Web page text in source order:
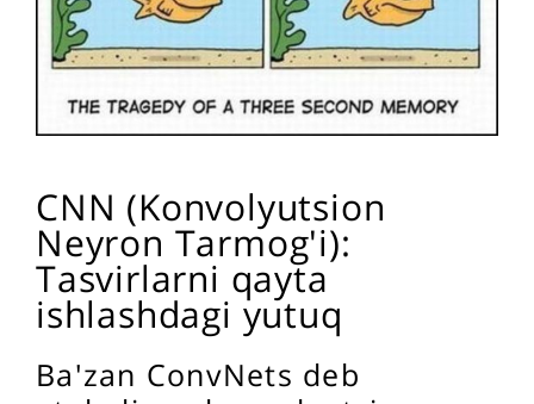
CNN (Konvolyutsion
Neyron Tarmog'i):
Tasvirlarni qayta
ishlashdagi yutuq
Ba'zan ConvNets deb